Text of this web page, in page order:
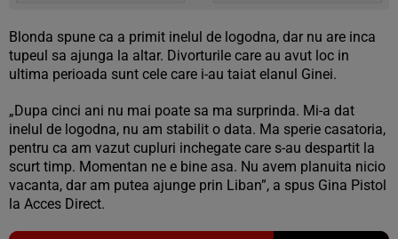
Blonda spune ca a primit inelul de logodna, dar nu are inca
tupeul sa ajunga la altar. Divorturile care au avut loc in
ultima perioada sunt cele care i-au taiat elanul Ginei.
„Dupa cinci ani nu mai poate sa ma surprinda. Mi-a dat
inelul de logodna, nu am stabilit o data. Ma sperie casatoria,
pentru ca am vazut cupluri inchegate care s-au despartit la
scurt timp. Momentan ne e bine asa. Nu avem planuita nicio
vacanta, dar am putea ajunge prin Liban”, a spus Gina Pistol
la Acces Direct.